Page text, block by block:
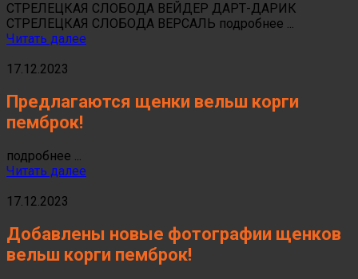
CТРЕЛЕЦКАЯ СЛОБОДА ВЕЙДЕР ДАРТ-ДАРИК
СТРЕЛЕЦКАЯ СЛОБОДА ВЕРСАЛЬ подробнее ...
Читать далее
17.12.2023
Предлагаются щенки вельш корги
пемброк!
подробнее ...
Читать далее
17.12.2023
Добавлены новые фотографии щенков
вельш корги пемброк!